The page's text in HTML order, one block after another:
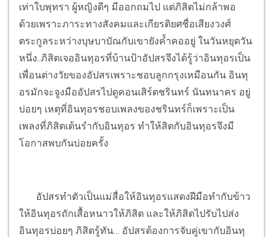
เท่าใบพุทรา ผู้หญิงดีๆ มีออกถมไป แต่ภิสิตไม่กล้าพอ
ด้วยเพราะภาระทางสังคมและเกียรติยศชื่อเสียงวงศ์
ตระกูลระหว่างบุษบาบัณกับเขายังค้ำคออยู่ ในวันหยุดวัน
หนึ่ง..ภิสิตเจออินทุอรที่บ้านป้าอัปสรจึงได้รู้ว่าอินทุอรเป็น
เพื่อนต่างวัยของอัปสรเพราะชอบลูกกรุงเหมือนกัน อินทุ
อรมักจะจูงมืออัปสรไปดูคอนเสิร์ตชรินทร์ นันทนาคร อยู่
บ่อยๆ เหตุที่อินทุอรชอบเพลงของชรินทร์ก็เพราะเป็น
เพลงที่ภิสิตเต้นรำกับอินทุอร ทำให้สิตกับอินทุอรจึงมี
โอกาสพบกันบ่อยครั้ง
อัปสรทำตัวเป็นแม่สื่อให้อินทุอรแสดงฝีมือทำกับข้าว
ให้อินทุอรถักเสื้อหนาวให้ภิสิต และให้ภิสิตไปรับไปส่ง
อินทุอรบ่อยๆ ภิสิตรู้ทัน… อัปสรต้องการจับคู่เขากับอินทุ